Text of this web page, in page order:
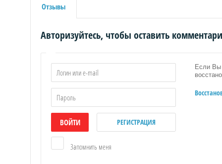
Отзывы
Авторизуйтесь, чтобы оставить
ВОЙТИ РЕГИСТРАЦИЯ
Запомнить меня
Если Вы